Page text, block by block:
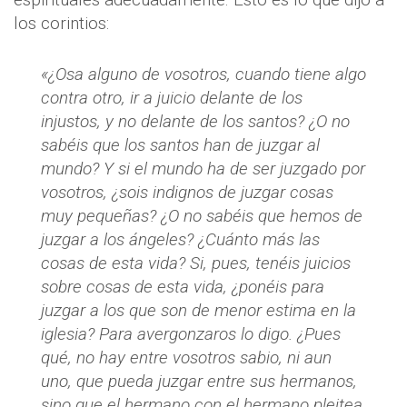
los corintios:
«¿Osa alguno de vosotros, cuando tiene algo
contra otro, ir a juicio delante de los
injustos, y no delante de los santos? ¿O no
sabéis que los santos han de juzgar al
mundo? Y si el mundo ha de ser juzgado por
vosotros, ¿sois indignos de juzgar cosas
muy pequeñas? ¿O no sabéis que hemos de
juzgar a los ángeles? ¿Cuánto más las
cosas de esta vida? Si, pues, tenéis juicios
sobre cosas de esta vida, ¿ponéis para
juzgar a los que son de menor estima en la
iglesia? Para avergonzaros lo digo. ¿Pues
qué, no hay entre vosotros sabio, ni aun
uno, que pueda juzgar entre sus hermanos,